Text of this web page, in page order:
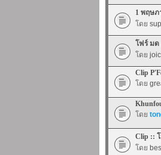
1 พฤษภ
โดย
โฟร์ มด
โดย
Clip
โดย
โดย
Clip ::
โดย